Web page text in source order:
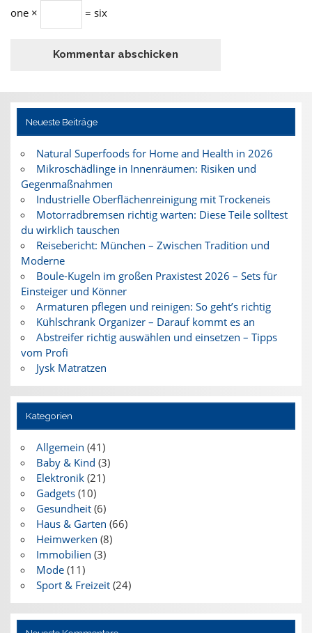
one ×
= six
Neueste Beiträge
Natural Superfoods for Home and Health in 2026
Mikroschädlinge in Innenräumen: Risiken und
Gegenmaßnahmen
Industrielle Oberflächenreinigung mit Trockeneis
Motorradbremsen richtig warten: Diese Teile solltest
du wirklich tauschen
Reisebericht: München – Zwischen Tradition und
Moderne
Boule-Kugeln im großen Praxistest 2026 – Sets für
Einsteiger und Könner
Armaturen pflegen und reinigen: So geht’s richtig
Kühlschrank Organizer – Darauf kommt es an
Abstreifer richtig auswählen und einsetzen – Tipps
vom Profi
Jysk Matratzen
Kategorien
Allgemein (41)
Baby & Kind (3)
Elektronik(21)
Gadgets(10)
Gesundheit(6)
Haus & Garten (66)
Heimwerken (8)
Immobilien (3)
Mode(11)
Sport & Freizeit(24)